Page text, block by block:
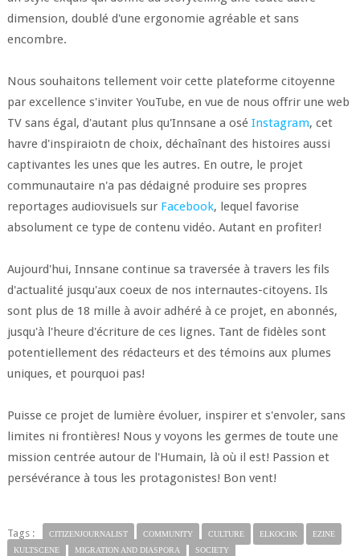
dimension, doublé d'une ergonomie agréable et sans
encombre.
Nous souhaitons tellement voir cette plateforme citoyenne
par excellence s'inviter YouTube, en vue de nous offrir une web
TV sans égal, d'autant plus qu'Innsane a osé Instagram, cet
havre d'inspiraiotn de choix, déchaînant des histoires aussi
captivantes les unes que les autres. En outre, le projet
communautaire n'a pas dédaigné produire ses propres
reportages audiovisuels sur Facebook, lequel favorise
absolument ce type de contenu vidéo. Autant en profiter!
Aujourd'hui, Innsane continue sa traversée à travers les fils
d'actualité jusqu'aux coeux de nos internautes-citoyens. Ils
sont plus de 18 mille à avoir adhéré à ce projet, en abonnés,
jusqu'à l'heure d'écriture de ces lignes. Tant de fidèles sont
potentiellement des rédacteurs et des témoins aux plumes
uniques, et pourquoi pas!
Puisse ce projet de lumière évoluer, inspirer et s'envoler, sans
limites ni frontières! Nous y voyons les germes de toute une
mission centrée autour de l'Humain, là où il est! Passion et
persévérance à tous les protagonistes! Bon vent!
Tags : CITIZENJOURNALIST COMMUNITY CULTURE ELKOCHK
EZINE
KULTSCENE
MIGRATION AND DIASPORA SOCIETY